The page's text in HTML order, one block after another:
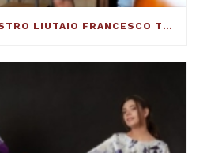
INTERVISTA AL MAESTRO LIUTAIO FRANCESCO TOTO: ECCO COME SI COSTRUISCE UN VIOLINO ECCELLENTE